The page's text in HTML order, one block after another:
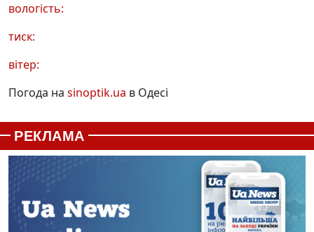
вологість:
тиск:
вітер:
Погода на sinoptik.ua в Одесі
РЕКЛАМА